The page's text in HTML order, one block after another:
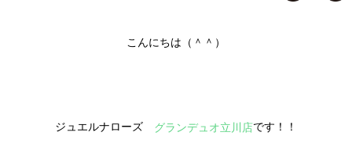
こんにちは（＾＾）
ジュエルナローズ グランデュオ立川店です！！